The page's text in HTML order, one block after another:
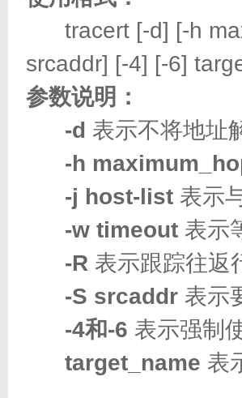
tracert [-d] [-h
srcaddr] [-4] [-6]
参数说明：
-d 表示不将地址
-h
-j host-list 表示
-w timeout 表示
-R 表示跟踪往返
-S srcaddr 表示
-4和-6 表示强制
target_name 表